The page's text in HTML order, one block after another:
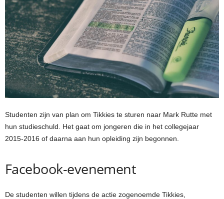
Studenten zijn van plan om Tikkies te sturen naar Mark Rutte met
hun studieschuld. Het gaat om jongeren die in het collegejaar
2015-2016 of daarna aan hun opleiding zijn begonnen.
Facebook-evenement
De studenten willen tijdens de actie zogenoemde Tikkies,